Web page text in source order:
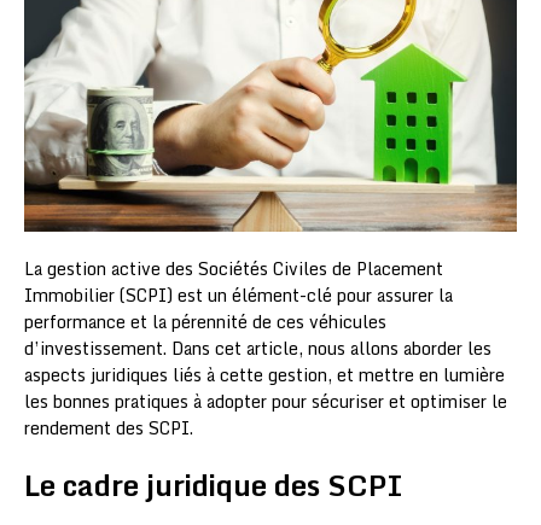
La gestion active des Sociétés Civiles de Placement
Immobilier (SCPI) est un élément-clé pour assurer la
performance et la pérennité de ces véhicules
d’investissement. Dans cet article, nous allons aborder les
aspects juridiques liés à cette gestion, et mettre en lumière
les bonnes pratiques à adopter pour sécuriser et optimiser le
rendement des SCPI.
Le cadre juridique des SCPI